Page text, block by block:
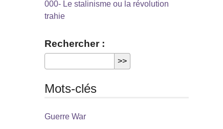
000- Le stalinisme ou la révolution
trahie
Rechercher :
Mots-clés
Guerre War